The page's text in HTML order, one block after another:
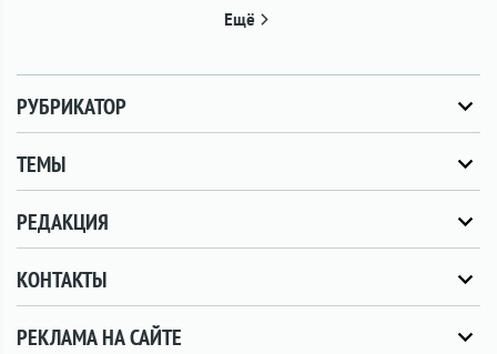
Ещё
РУБРИКАТОР
ТЕМЫ
РЕДАКЦИЯ
КОНТАКТЫ
РЕКЛАМА НА САЙТЕ